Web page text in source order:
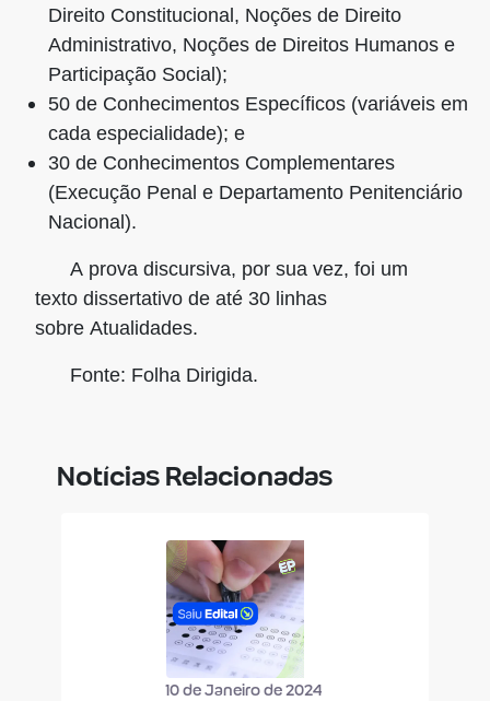
Direito Constitucional, Noções de Direito
Administrativo, Noções de Direitos Humanos e
Participação Social);
50 de Conhecimentos Específicos (variáveis em
cada especialidade); e
30 de Conhecimentos Complementares
(Execução Penal e Departamento Penitenciário
Nacional).
A prova discursiva, por sua vez, foi um
texto dissertativo de até 30 linhas
sobre Atualidades.
Fonte: Folha Dirigida.
Notícias Relacionadas
10 de Janeiro de 2024